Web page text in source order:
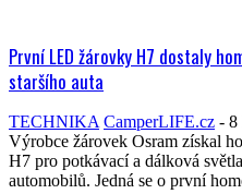
První LED žárovky H7 dostaly
staršího auta
TECHNIKA CamperLIFE.cz - 8
Výrobce žárovek Osram získal
H7 pro potkávací a dálková
automobilů. Jedná se o první